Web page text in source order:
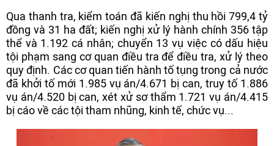
Qua thanh tra, kiểm toán đã kiến nghị thu hồi 799,4 tỷ
đồng và 31 ha đất; kiến nghị xử lý hành chính 356 tập
thể và 1.192 cá nhân; chuyển 13 vụ việc có dấu hiệu
tội phạm sang cơ quan điều tra để điều tra, xử lý theo
quy định. Các cơ quan tiến hành tố tụng trong cả nước
đã khởi tố mới 1.985 vụ án/4.671 bị can, truy tố 1.886
vụ án/4.520 bị can, xét xử sơ thẩm 1.721 vụ án/4.415
bị cáo về các tội tham nhũng, kinh tế, chức vụ...